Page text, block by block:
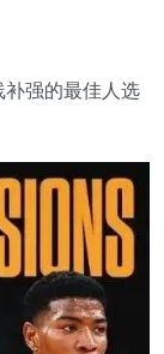
强的最佳人选